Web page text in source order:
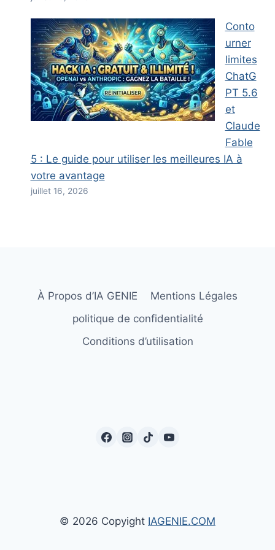
Conto
urner
limites
ChatG
PT 5.6
et
Claude
Fable
5 : Le guide pour utiliser les meilleures IA à
votre avantage
juillet 16, 2026
À Propos d’IA GENIE
Mentions Légales
politique de confidentialité
Conditions d’utilisation
© 2026 Copyight IAGENIE.COM